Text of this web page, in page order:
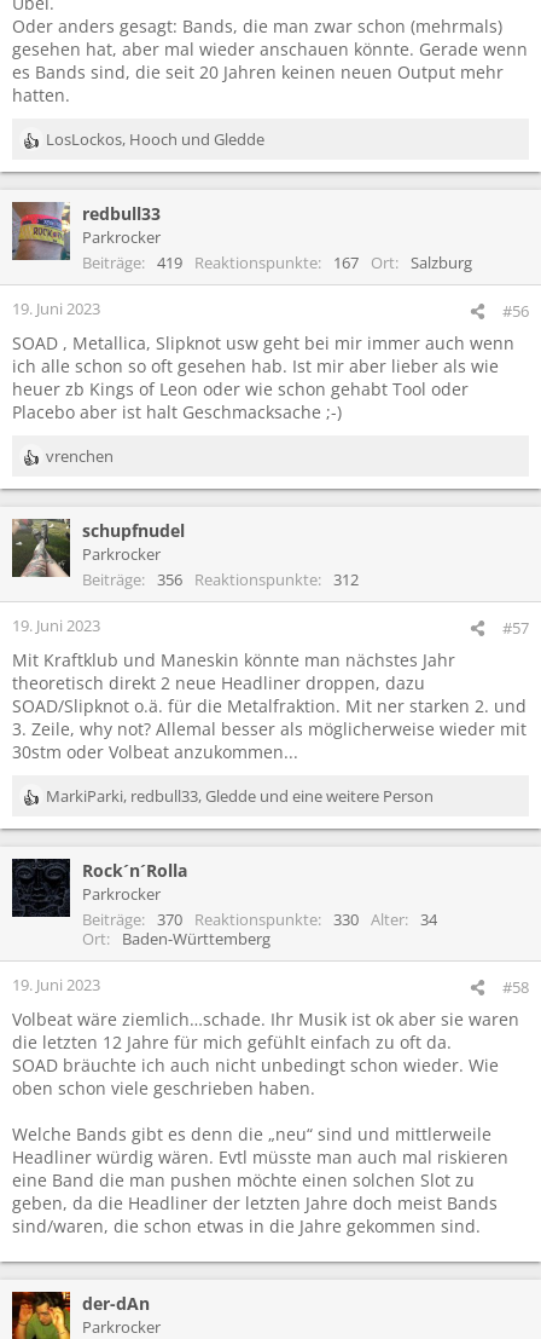
Oder anders gesagt: Bands, die man zwar schon (mehrmals)
gesehen hat, aber mal wieder anschauen könnte. Gerade wenn
es Bands sind, die seit 20 Jahren keinen neuen Output mehr
hatten.
R
e
k
t
i
n
n
:
LosLockos, Hooch und Gledde
redbull33
Parkrocker
Beiträge
419 Reaktionspunkte 167 Ort Salzburg
19. Juni 2023 #56
SOAD , Metallica, Slipknot usw geht bei mir immer auch wenn
ich alle schon so oft gesehen hab. Ist mir aber lieber als wie
heuer zb Kings of Leon oder wie schon gehabt Tool oder
Placebo aber ist halt Geschmacksache ;-)
R
e
k
t
i
n
n
:
vrenchen
schupfnudel
Parkrocker
Beiträge
356 Reaktionspunkte 312
19. Juni 2023 #57
Mit Kraftklub und Maneskin könnte man nächstes Jahr
theoretisch direkt 2 neue Headliner droppen, dazu
SOAD/Slipknot o.ä. für die Metalfraktion. Mit ner starken 2. und
3. Zeile, why not? Allemal besser als möglicherweise wieder mit
30stm oder Volbeat anzukommen...
R
e
k
t
i
n
e
:
MarkiParki, redbull33,Gledde und eine weitere Person
Rock´n´Rolla
Parkrocker
Beiträge
370 Reaktionspunkte 330 Alter
34
Ort
Baden-Württemberg
19. Juni 2023 #58
Volbeat wäre ziemlich…schade. Ihr Musik ist ok aber sie waren
die letzten 12 Jahre für mich gefühlt einfach zu oft da.
SOAD bräuchte ich auch nicht unbedingt schon wieder. Wie
oben schon viele geschrieben haben.
Welche Bands gibt es denn die „neu“ sind und mittlerweile
Headliner würdig wären. Evtl müsste man auch mal riskieren
eine Band die man pushen möchte einen solchen Slot zu
geben, da die Headliner der letzten Jahre doch meist Bands
sind/waren, die schon etwas in die Jahre gekommen sind.
der-dAn
Parkrocker